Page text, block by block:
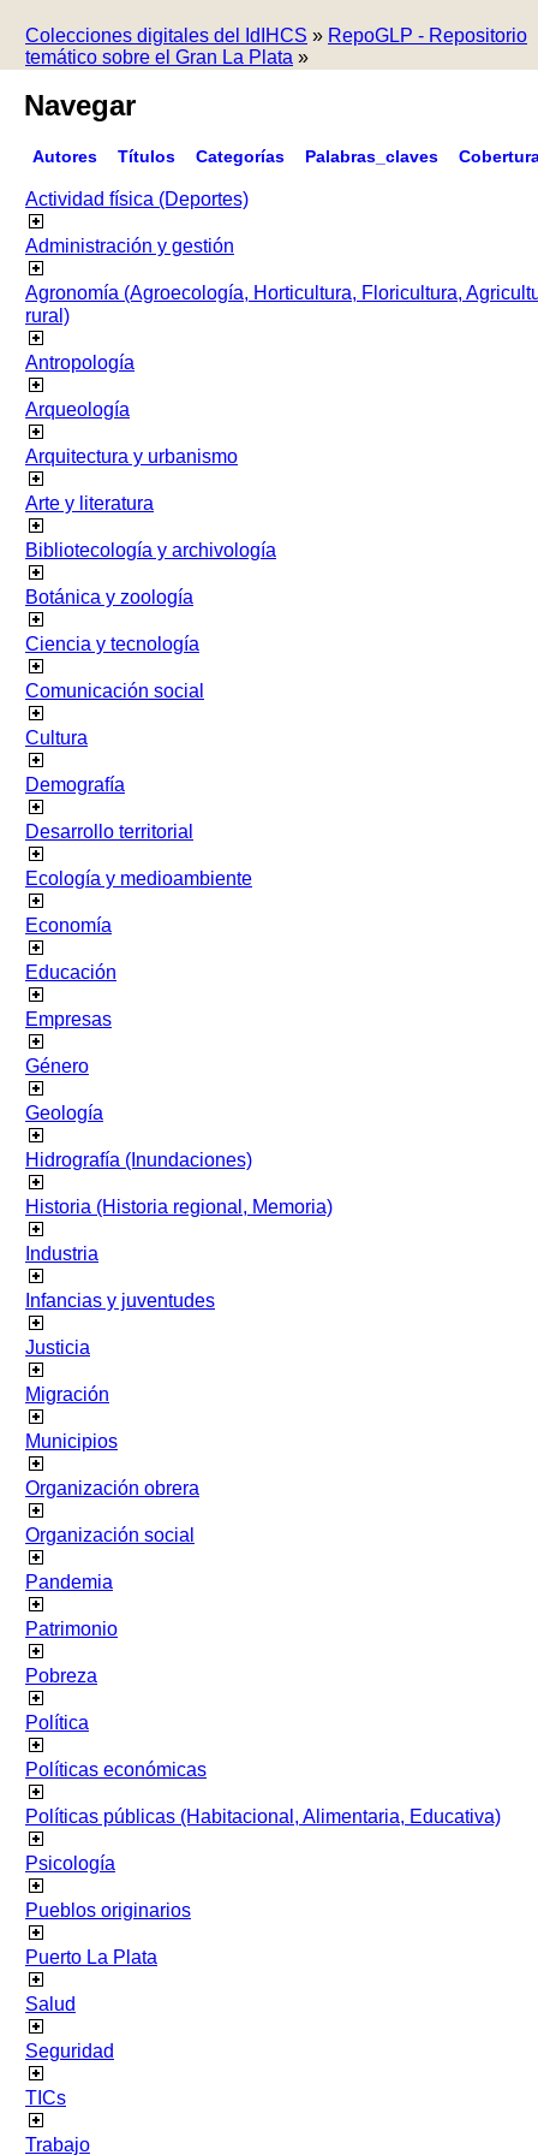
Colecciones digitales del IdIHCS » RepoGLP - Repositorio
temático sobre el Gran La Plata »
Navegar
Autores Títulos Categorías Palabras_claves
Actividad física (Deportes)
Administración y gestión
Agronomía (Agroecología, Horticultura, Floricultura,
rural)
Antropología
Arqueología
Arquitectura y urbanismo
Arte y literatura
Bibliotecología y archivología
Botánica y zoología
Ciencia y tecnología
Comunicación social
Cultura
Demografía
Desarrollo territorial
Ecología y medioambiente
Economía
Educación
Empresas
Género
Geología
Hidrografía (Inundaciones)
Historia (Historia regional, Memoria)
Industria
Infancias y juventudes
Justicia
Migración
Municipios
Organización obrera
Organización social
Pandemia
Patrimonio
Pobreza
Política
Políticas económicas
Políticas públicas (Habitacional, Alimentaria, Educativa)
Psicología
Pueblos originarios
Puerto La Plata
Salud
Seguridad
TICs
Trabajo